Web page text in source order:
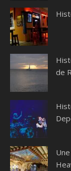
de